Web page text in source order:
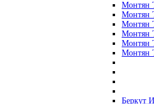
Монтян
Монтян
Монтян
Монтян
Монтян
Монтян
Беркут